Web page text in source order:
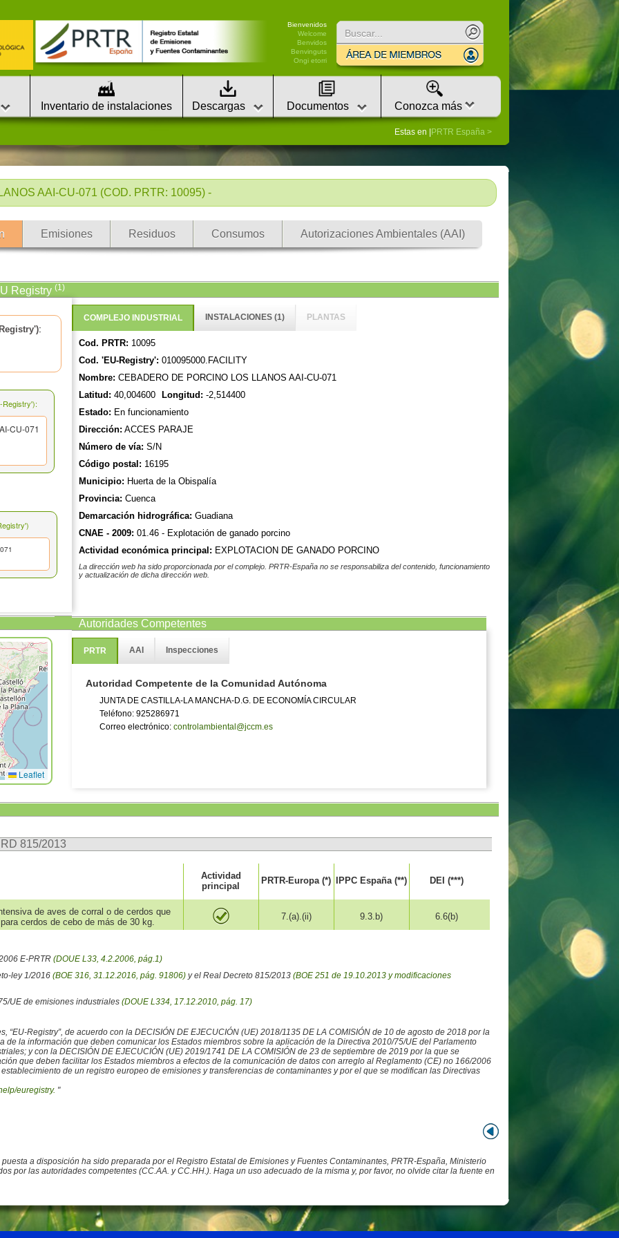
Bienvenidos
Welcome
Benvidos
Benvinguts
Ongi etorri
Inventario de instalaciones Descargas Documentos Conozca más
Estas en | PRTR España
AAI-CU-071 (COD. PRTR: 10095) -
Emisiones Residuos Consumos Autorizaciones Ambientales (AAI)
Registry (1)
:
Registry'):
CU-071
Leaflet
COMPLEJO INDUSTRIAL INSTALACIONES (1) PLANTAS
Cod. PRTR: 10095
Cod. 'EU-Registry': 010095000.FACILITY
Nombre: CEBADERO DE PORCINO LOS LLANOS AAI-CU-071
Latitud: 40,004600 Longitud: -2,514400
Estado: En funcionamiento
Dirección: ACCES PARAJE
Número de vía: S/N
Código postal: 16195
Municipio: Huerta de la Obispalía
Provincia: Cuenca
Demarcación hidrográfica: Guadiana
CNAE - 2009: 01.46 - Explotación de ganado porcino
Actividad económica principal: EXPLOTACION DE GANADO PORCINO
La dirección web ha sido proporcionada por el complejo. PRTR-España no se responsabiliza del contenido, funcionamiento
y actualización de dicha dirección web.
Autoridades Competentes
PRTR AAI Inspecciones
Autoridad Competente de la Comunidad Autónoma
JUNTA DE CASTILLA-LA MANCHA-D.G. DE ECONOMÍA CIRCULAR
Teléfono: 925286971
Correo electrónico: controlambiental@jccm.es
815/2013
Actividad
principal
PRTR-Europa (*) IPPC España (**) DEI (***)
de aves de corral o de cerdos que
cerdos de cebo de más de 30 kg.
7.(a).(ii) 9.3.b) 6.6(b)
E-PRTR (DOUE L33, 4.2.2006, pág.1)
ley 1/2016 (BOE 316, 31.12.2016, pág. 91806)y el Real Decreto 815/2013 (BOE 251 de 19.10.2013 y modificaciones
UE de emisiones industriales (DOUE L334, 17.12.2010, pág. 17)
“EU-Registry”, de acuerdo con la DECISIÓN DE EJECUCIÓN (UE) 2018/1135 DE LA COMISIÓN de 10 de agosto de 2018 por la
de la información que deben comunicar los Estados miembros sobre la aplicación de la Directiva 2010/75/UE del Parlamento
y con la DECISIÓN DE EJECUCIÓN (UE) 2019/1741 DE LA COMISIÓN de 23 de septiembre de 2019 por la que se
que deben facilitar los Estados miembros a efectos de la comunicación de datos con arreglo al Reglamento (CE) no 166/2006
de un registro europeo de emisiones y transferencias de contaminantes y por el que se modifican las Directivas
euregistry. "
a disposición ha sido preparada por el Registro Estatal de Emisiones y Fuentes Contaminantes, PRTR-España, Ministerio
por las autoridades competentes (CC.AA. y CC.HH.). Haga un uso adecuado de la misma y, por favor, no olvide citar la fuente en